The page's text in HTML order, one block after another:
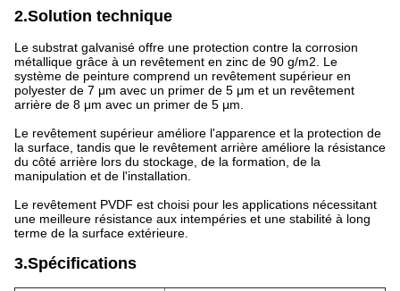
2.Solution technique
Le substrat galvanisé offre une protection contre la corrosion
métallique grâce à un revêtement en zinc de 90 g/m2. Le
système de peinture comprend un revêtement supérieur en
polyester de 7 μm avec un primer de 5 μm et un revêtement
arrière de 8 μm avec un primer de 5 μm.
Le revêtement supérieur améliore l'apparence et la protection de
la surface, tandis que le revêtement arrière améliore la résistance
du côté arrière lors du stockage, de la formation, de la
manipulation et de l'installation.
Le revêtement PVDF est choisi pour les applications nécessitant
une meilleure résistance aux intempéries et une stabilité à long
terme de la surface extérieure.
3.Spécifications